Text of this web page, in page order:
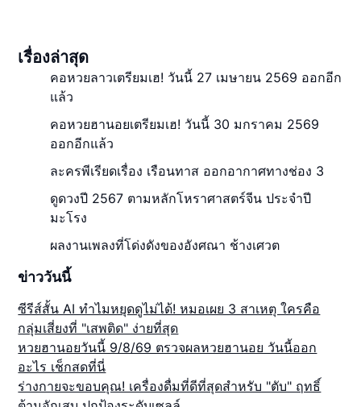
เรื่องล่าสุด
คอหวยลาวเตรียมเฮ! วันนี้ 27 เมษายน 2569 ออกอีก
แล้ว
คอหวยฮานอยเตรียมเฮ! วันนี้ 30 มกราคม 2569
ออกอีกแล้ว
ละครพีเรียดเรื่อง เรือนทาส ออกอากาศทางช่อง 3
ดูดวงปี 2567 ตามหลักโหราศาสตร์จีน ประจำปี
มะโรง
ผลงานเพลงที่โด่งดังของอังศณา ช้างเศวต
ข่าววันนี้
ซีรีส์สั้น AI ทำไมหยุดดูไม่ได้! หมอเผย 3 สาเหตุ ใครคือ
กลุ่มเสี่ยงที่ "เสพติด" ง่ายที่สุด
หวยฮานอยวันนี้ 9/8/69 ตรวจผลหวยฮานอย วันนี้ออก
อะไร เช็กสดที่นี่
ร่างกายจะขอบคุณ! เครื่องดื่มที่ดีที่สุดสำหรับ "ตับ" ฤทธิ์